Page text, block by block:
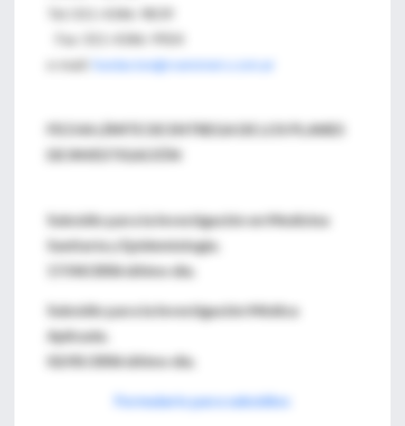
Tel: 011-4346-9839
Fax 011-4346-9924
e-mail:
fundacion@roemmers.com.ar
FECHA LÍMITE DE ENTREGA DE LOS PLANES
DE INVESTIGACIÓN
Subsidio para la Investigación en Medicina
Sanitaria y Epidemiología.
17/04/2006 último día.
Subsidio para la Investigación Médica
Aplicada.
02/05/2006 último día.
Formulario para subsidios